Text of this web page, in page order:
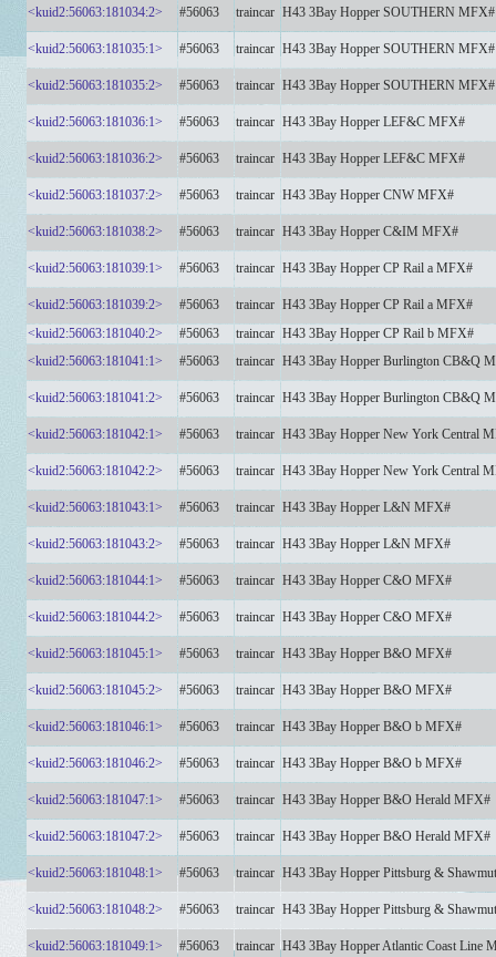
<kuid2:56063:181034:2> #56063 traincar H43 3Bay Hopper SOUTHERN MFX#
<kuid2:56063:181035:1> #56063 traincar H43 3Bay Hopper SOUTHERN MFX#
<kuid2:56063:181035:2> #56063 traincar H43 3Bay Hopper SOUTHERN MFX#
<kuid2:56063:181036:1> #56063 traincar H43 3Bay Hopper LEF&C MFX#
<kuid2:56063:181036:2> #56063 traincar H43 3Bay Hopper LEF&C MFX#
<kuid2:56063:181037:2> #56063 traincar H43 3Bay Hopper CNW MFX#
<kuid2:56063:181038:2> #56063 traincar H43 3Bay Hopper C&IM MFX#
<kuid2:56063:181039:1> #56063 traincar H43 3Bay Hopper CP Rail a MFX#
<kuid2:56063:181039:2> #56063 traincar H43 3Bay Hopper CP Rail a MFX#
<kuid2:56063:181040:2>
#56063 traincar H43 3Bay Hopper CP Rail b MFX#
<kuid2:56063:181041:1>
#56063 traincar H43 3Bay Hopper Burlington CB&Q
<kuid2:56063:181041:2> #56063 traincar H43 3Bay Hopper Burlington CB&Q
<kuid2:56063:181042:1> #56063 traincar H43 3Bay Hopper New York Central
<kuid2:56063:181042:2> #56063 traincar H43 3Bay Hopper New York Central
<kuid2:56063:181043:1> #56063 traincar H43 3Bay Hopper L&N MFX#
<kuid2:56063:181043:2> #56063 traincar H43 3Bay Hopper L&N MFX#
<kuid2:56063:181044:1> #56063 traincar H43 3Bay Hopper C&O MFX#
<kuid2:56063:181044:2> #56063 traincar H43 3Bay Hopper C&O MFX#
<kuid2:56063:181045:1> #56063 traincar H43 3Bay Hopper B&O MFX#
<kuid2:56063:181045:2> #56063 traincar H43 3Bay Hopper B&O MFX#
<kuid2:56063:181046:1> #56063 traincar H43 3Bay Hopper B&O b MFX#
<kuid2:56063:181046:2> #56063 traincar H43 3Bay Hopper B&O b MFX#
<kuid2:56063:181047:1> #56063 traincar H43 3Bay Hopper B&O Herald MFX#
<kuid2:56063:181047:2> #56063 traincar H43 3Bay Hopper B&O Herald MFX#
<kuid2:56063:181048:1> #56063 traincar H43 3Bay Hopper Pittsburg &
<kuid2:56063:181048:2> #56063 traincar H43 3Bay Hopper Pittsburg &
<kuid2:56063:181049:1> #56063 traincar H43 3Bay Hopper Atlantic Coast Line